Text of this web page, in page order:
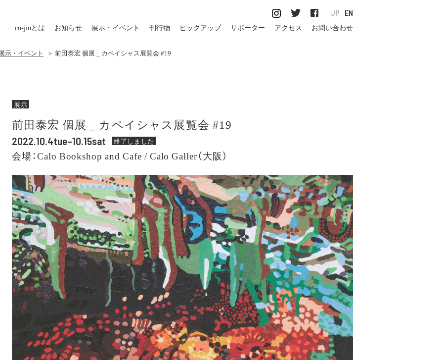
EN
JP
co-jinとは お知らせ 展示・イベント 刊行物 ピックアップ サポーター アクセス お問い合わせ
示・イベント ＞ 前田泰宏 個展 _ カペイシャス展覧会 #19
展示
前田泰宏 個展 _ カペイシャス展覧会 #19
2022.10.4tue–10.15sat 終了しました
会場：Calo Bookshop and Cafe / Calo Galler（大阪）